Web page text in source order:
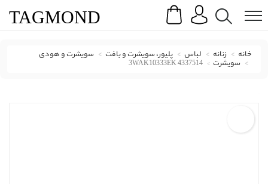
Search
TAGMOND
خانه زنانه لباس پلیور، سویشرت و بافت سویشرت و هودی
سویشرت 3WAK10333EK 4337514